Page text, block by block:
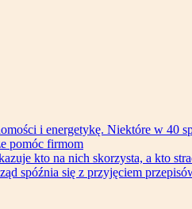
i energetykę. Niektóre w 40
pomóc firmom
kto na nich skorzysta, a kto
spóźnia się z przyjęciem